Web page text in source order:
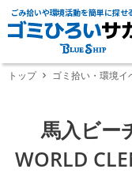
ごみ拾いや環境活動を簡単に探せ
トップ ゴミ拾い・環境イ
馬入ビー
WORLD